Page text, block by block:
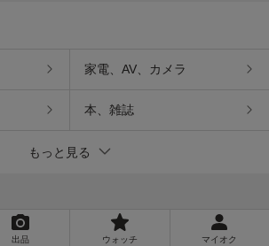
家電、AV、カメラ
本、雑誌
もっと見る
出品 ウォッチ マイオク